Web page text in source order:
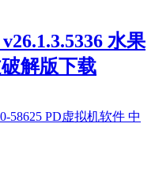
水果
解版下载